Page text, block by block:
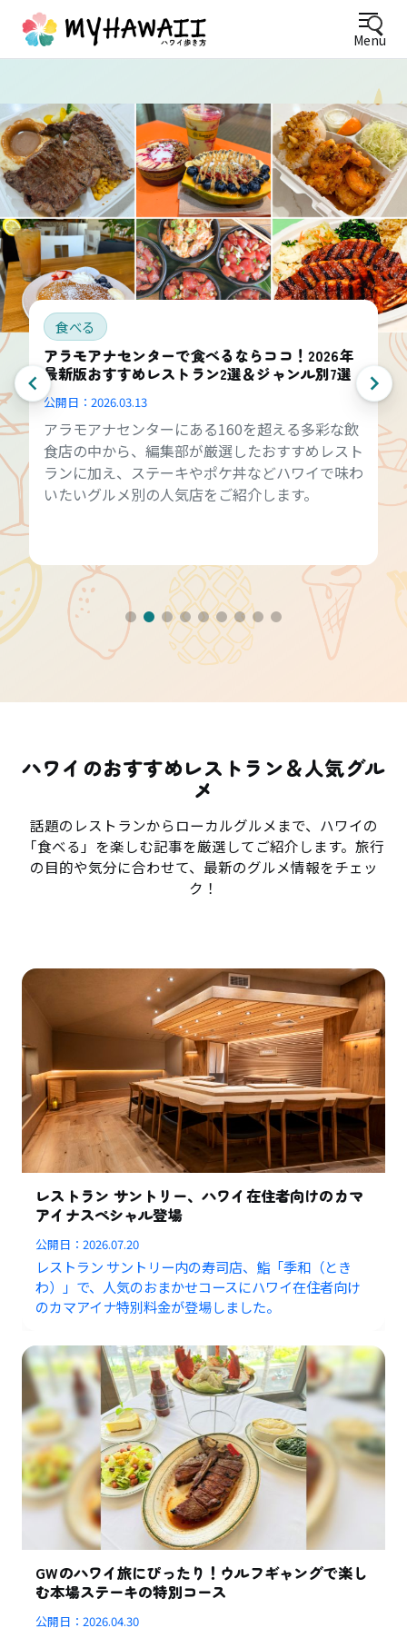
Menu
食べる
アラモアナセンターで食べるならココ！2026年
最新版おすすめレストラン2選＆ジャンル別7選
公開日： 2026.03.13
アラモアナセンターにある160を超える多彩な飲
食店の中から、編集部が厳選したおすすめレスト
ランに加え、ステーキやポケ丼などハワイで味わ
いたいグルメ別の人気店をご紹介します。
ハワイのおすすめレストラン＆人気グル
メ
話題のレストランからローカルグルメまで、ハワイの
「食べる」を楽しむ記事を厳選してご紹介します。旅行
の目的や気分に合わせて、最新のグルメ情報をチェッ
ク！
レストラン サントリー、ハワイ在住者向けのカマ
アイナスペシャル登場
公開日：2026.07.20
レストラン サントリー内の寿司店、鮨「季和（とき
わ）」で、人気のおまかせコースにハワイ在住者向け
のカマアイナ特別料金が登場しました。
GWのハワイ旅にぴったり！ウルフギャングで楽し
む本場ステーキの特別コース
公開日：2026.04.30